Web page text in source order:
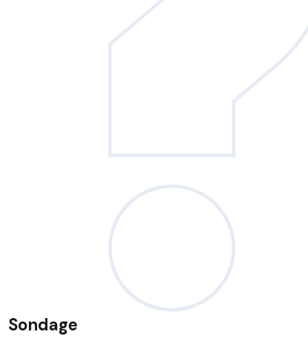
Sondage